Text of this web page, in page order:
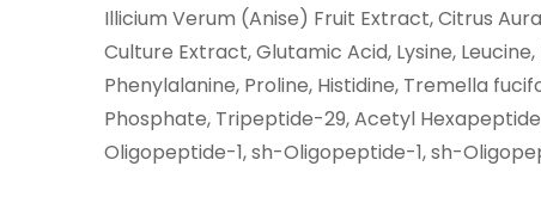
Illicium Verum (Anise) Fruit Extract, Citrus
Culture Extract, Glutamic Acid, Lysine,
Phenylalanine, Proline, Histidine, Tremella
Phosphate, Tripeptide-29, Acetyl
Oligopeptide-1, sh-Oligopeptide-1, sh-